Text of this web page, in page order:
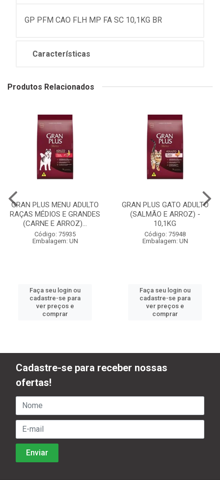
GP PFM CAO FLH MP FA SC 10,1KG BR
Características
Produtos Relacionados
GRAN PLUS MENU ADULTO
RAÇAS MÉDIOS E GRANDES
(CARNE E ARROZ)...
Código: 75935
Embalagem: UN
Faça seu login ou
cadastre-se para
ver preços e
comprar
GRAN PLUS GATO ADULTO
(SALMÃO E ARROZ) -
10,1KG
Código: 75948
Embalagem: UN
Faça seu login ou
cadastre-se para
ver preços e
comprar
Cadastre-se para receber nossas
ofertas!